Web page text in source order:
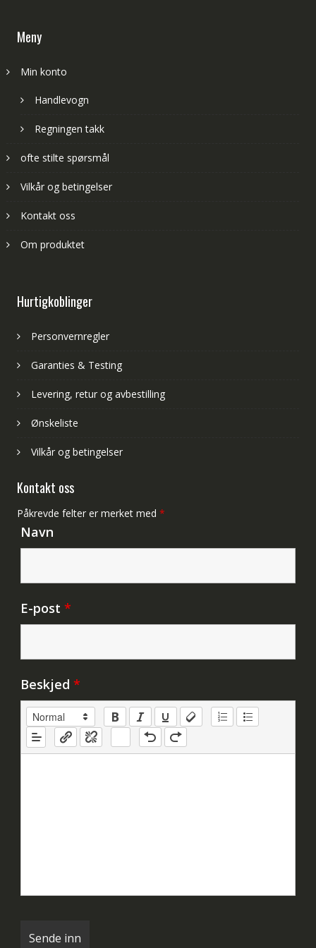
Meny
Min konto
Handlevogn
Regningen takk
ofte stilte spørsmål
Vilkår og betingelser
Kontakt oss
Om produktet
Hurtigkoblinger
Personvernregler
Garanties & Testing
Levering, retur og avbestilling
Ønskeliste
Vilkår og betingelser
Kontakt oss
Påkrevde felter er merket med *
Navn
E-post *
Beskjed *